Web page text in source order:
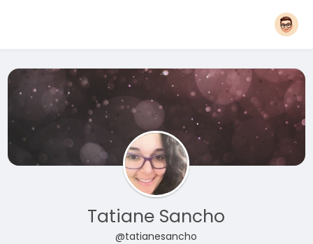
Tatiane Sancho
@tatianesancho